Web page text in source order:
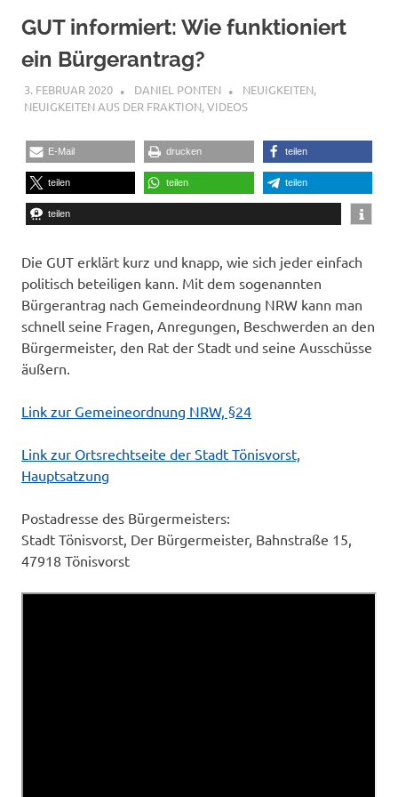
GUT informiert: Wie funktioniert
ein Bürgerantrag?
3. FEBRUAR 2020 DANIEL PONTEN NEUIGKEITEN,
NEUIGKEITEN AUS DER FRAKTION,VIDEOS
E-Mail drucken teilen
teilen teilen teilen
teilen
Die GUT erklärt kurz und knapp, wie sich jeder einfach
politisch beteiligen kann. Mit dem sogenannten
Bürgerantrag nach Gemeindeordnung NRW kann man
schnell seine Fragen, Anregungen, Beschwerden an den
Bürgermeister, den Rat der Stadt und seine Ausschüsse
äußern.
Link zur Gemeineordnung NRW, §24
Link zur Ortsrechtseite der Stadt Tönisvorst,
Hauptsatzung
Postadresse des Bürgermeisters:
Stadt Tönisvorst, Der Bürgermeister, Bahnstraße 15,
47918 Tönisvorst